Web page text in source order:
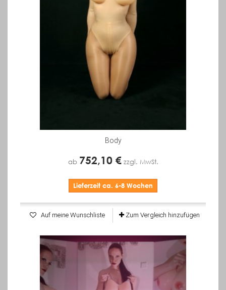
Body
ab 752,10 € zzgl. MwSt.
Lieferzeit ca. 6-8 Wochen
Auf meine Wunschliste Zum Vergleich hinzufügen